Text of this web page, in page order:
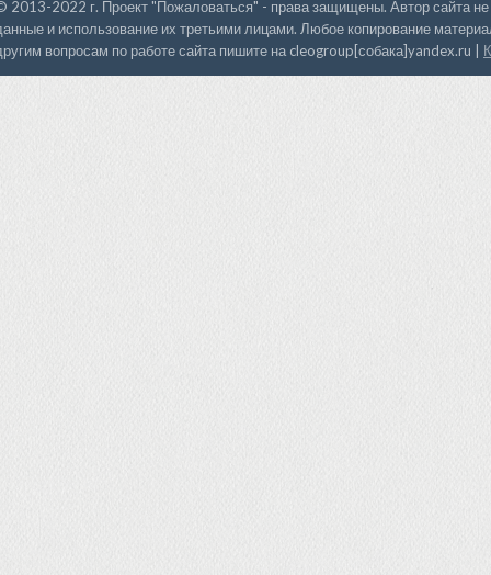
2013-2022 г. Проект "Пожаловаться" - права защищены. Автор сайта не
и использование их третьими лицами. Любое копирование
вопросам по работе сайта пишите на cleogroup[собака]yandex.ru |